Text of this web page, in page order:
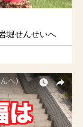
堀せんせいへ